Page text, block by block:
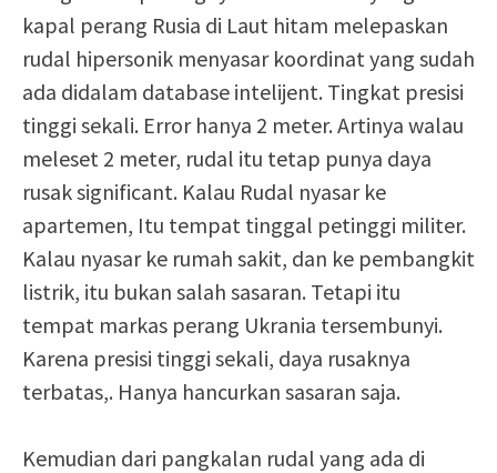
kapal perang Rusia di Laut hitam melepaskan
rudal hipersonik menyasar koordinat yang sudah
ada didalam database intelijent. Tingkat presisi
tinggi sekali. Error hanya 2 meter. Artinya walau
meleset 2 meter, rudal itu tetap punya daya
rusak significant. Kalau Rudal nyasar ke
apartemen, Itu tempat tinggal petinggi militer.
Kalau nyasar ke rumah sakit, dan ke pembangkit
listrik, itu bukan salah sasaran. Tetapi itu
tempat markas perang Ukrania tersembunyi.
Karena presisi tinggi sekali, daya rusaknya
terbatas,. Hanya hancurkan sasaran saja.
Kemudian dari pangkalan rudal yang ada di